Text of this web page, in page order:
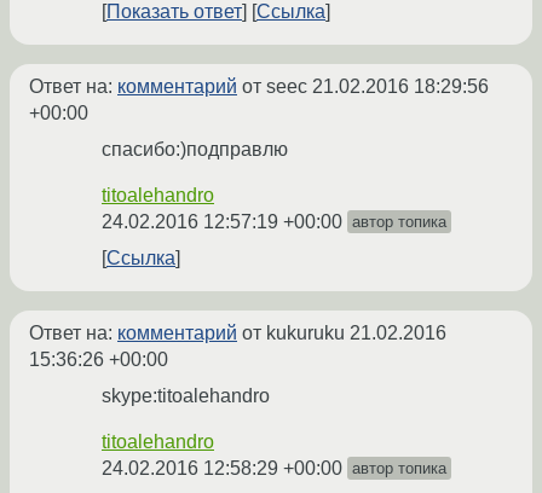
Показать ответ
Ссылка
Ответ на: комментарий от seec 21.02.2016 18:29:56
+00:00
спасибо:)подправлю
titoalehandro
24.02.2016 12:57:19 +00:00 автор топика
Ссылка
Ответ на: комментарий от kukuruku 21.02.2016
15:36:26 +00:00
skype:titoalehandro
titoalehandro
24.02.2016 12:58:29 +00:00 автор топика